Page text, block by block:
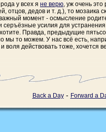
у всех я не верю, уж очень
отцов, дедов и т. д.), то мозаика
важный момент - осмысление
серъёзные усилия для
Правда, предыдущие
мы то можем. У нас всё есть,
воля действовать тоже, хочется
Back a Day- Forward a